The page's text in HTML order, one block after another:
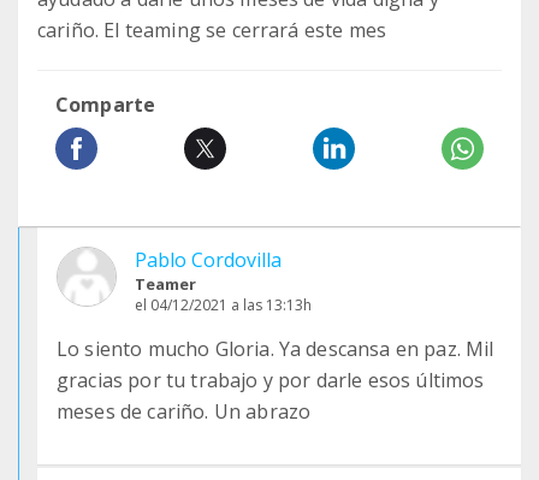
cariño. El teaming se cerrará este mes
Comparte
Pablo Cordovilla
Teamer
el 04/12/2021 a las 13:13h
Lo siento mucho Gloria. Ya descansa en paz. Mil
gracias por tu trabajo y por darle esos últimos
meses de cariño. Un abrazo